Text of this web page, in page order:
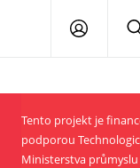
Tento projekt je
podporou
Ministerstva průmyslu